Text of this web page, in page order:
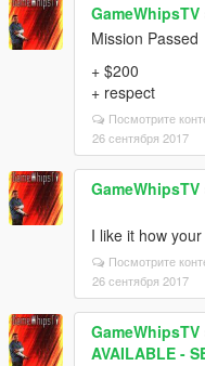
GameWhipsTV
Mission Passed
+ $200
+ respect
Посмотрите
26 сентября 2017
GameWhipsTV
I like it how
Посмотрите
26 сентября 2017
GameWhipsTV
AVAILABLE -